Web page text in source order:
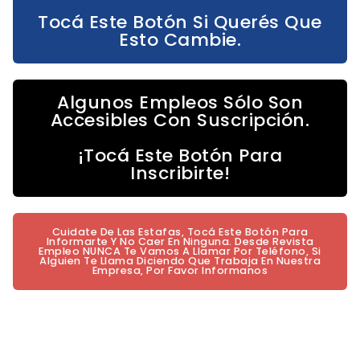
Tocá Este Botón Si Querés Que
Esto Cambie.
Algunos Empleos Sólo Son
Accesibles Con Suscripción.
¡Tocá Este Botón Para
Inscribirte!
Cuidate De Las Estafas, Tocá Este Botón Para
Informarte Y No Caer En Ninguna. Desde Revista
Empleo NUNCA Te Vamos A Llamar Por Teléfono, Si
Alguien Te Llama Diciendo Que Trabaja En Nuestra
Empresa, Por Favor Informanos